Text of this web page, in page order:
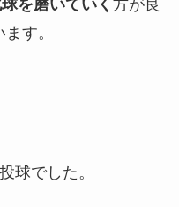
を磨いていく 方が良
す。
球でした。